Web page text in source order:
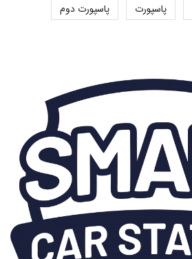
پاسپورت
پاسپورت دوم